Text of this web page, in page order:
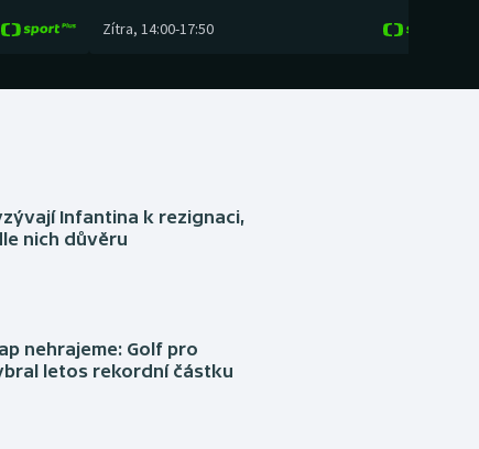
Zítra, 14:00-17:50
Infantina k rezignaci,
nich důvěru
nehrajeme: Golf pro
letos rekordní částku